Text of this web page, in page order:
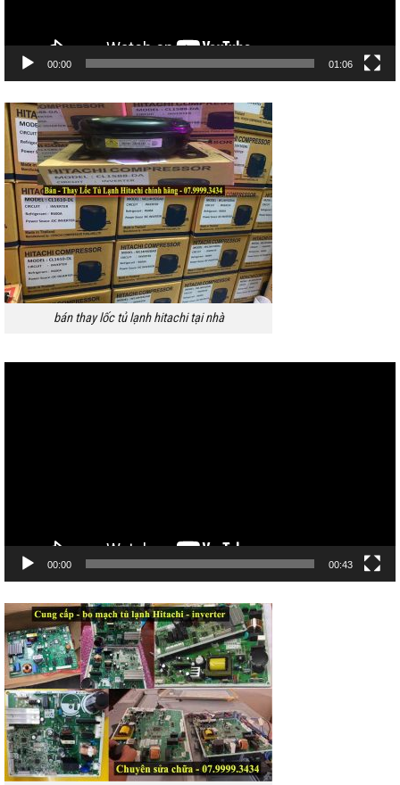
00:00 01:06
bán thay lốc tủ lạnh hitachi tại nhà
00:00 00:43